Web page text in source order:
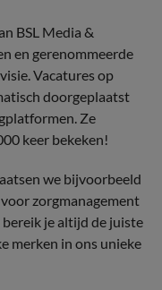
BSL Media &
en gerenommeerde
Vacatures op
doorgeplaatst
Ze
keer bekeken!
we bijvoorbeeld
zorgmanagement
je altijd de juiste
merken in ons unieke